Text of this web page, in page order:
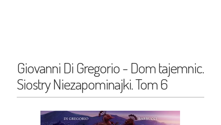
Giovanni Di Gregorio - Dom tajemnic.
Siostry Niezapominajki. Tom 6